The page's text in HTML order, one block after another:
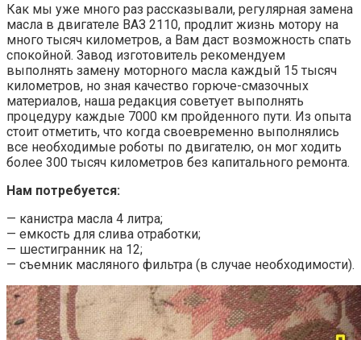
Как мы уже много раз рассказывали, регулярная замена
масла в двигателе ВАЗ 2110, продлит жизнь мотору на
много тысяч километров, а Вам даст возможность спать
спокойной. Завод изготовитель рекомендуем
выполнять замену моторного масла каждый 15 тысяч
километров, но зная качество горюче-смазочных
материалов, наша редакция советует выполнять
процедуру каждые 7000 км пройденного пути. Из опыта
стоит отметить, что когда своевременно выполнялись
все необходимые роботы по двигателю, он мог ходить
более 300 тысяч километров без капитального ремонта.
Нам потребуется:
— канистра масла 4 литра;
— емкость для слива отработки;
— шестигранник на 12;
— съемник масляного фильтра (в случае необходимости).